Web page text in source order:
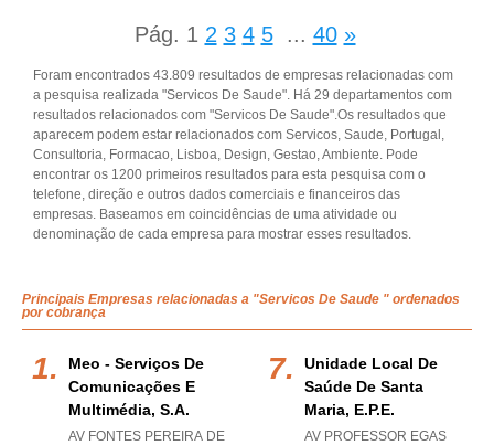
Pág. 1 2 3 4 5 ... 40 »
Foram encontrados 43.809 resultados de empresas relacionadas com
a pesquisa realizada "Servicos De Saude". Há 29 departamentos com
resultados relacionados com "Servicos De Saude".Os resultados que
aparecem podem estar relacionados com Servicos, Saude, Portugal,
Consultoria, Formacao, Lisboa, Design, Gestao, Ambiente. Pode
encontrar os 1200 primeiros resultados para esta pesquisa com o
telefone, direção e outros dados comerciais e financeiros das
empresas. Baseamos em coincidências de uma atividade ou
denominação de cada empresa para mostrar esses resultados.
Principais Empresas relacionadas a "Servicos De Saude " ordenados
por cobrança
Meo - Serviços De
Comunicações E
Multimédia, S.a.
AV FONTES PEREIRA DE
Unidade Local De
Saúde De Santa
Maria, E.p.e.
AV PROFESSOR EGAS